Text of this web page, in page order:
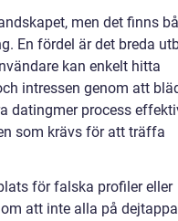
men det finns
En fördel är det breda
kan enkelt hitta
intressen genom att
datingmer process
som krävs för att träffa
för falska profiler eller
att inte alla på